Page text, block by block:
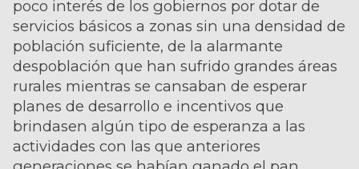
poco interés de los gobiernos por dotar de
servicios básicos a zonas sin una densidad de
población suficiente, de la alarmante
despoblación que han sufrido grandes áreas
rurales mientras se cansaban de esperar
planes de desarrollo e incentivos que
brindasen algún tipo de esperanza a las
actividades con las que anteriores